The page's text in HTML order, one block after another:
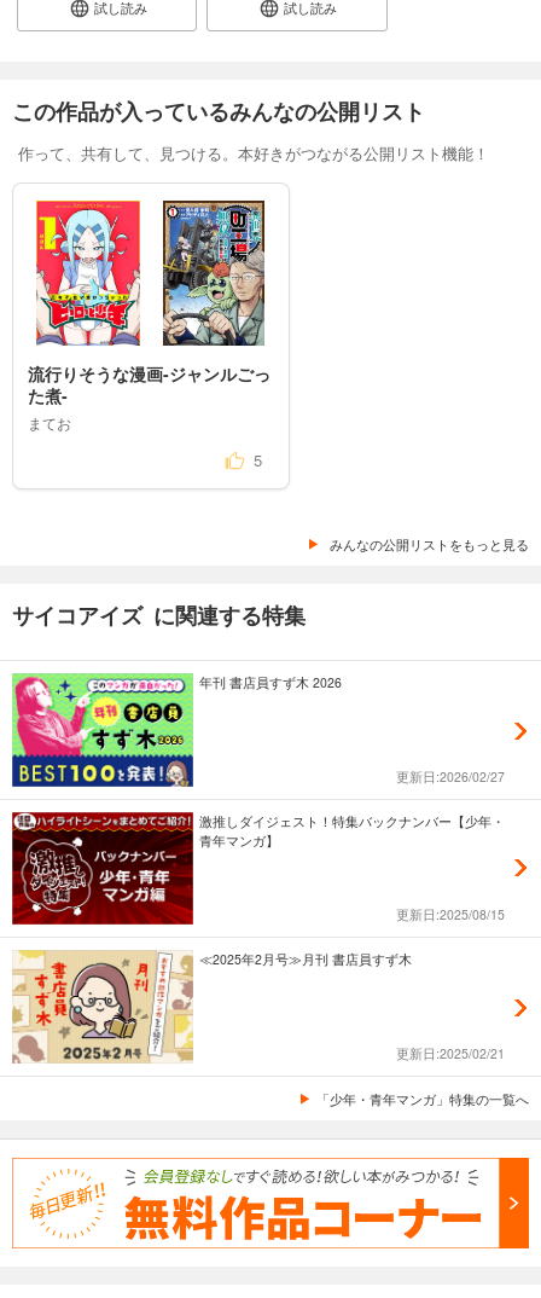
試し読み 試し読み
この作品が入っているみんなの公開リスト
作って、共有して、見つける。本好きがつながる公開リスト機能！
流行りそうな漫画-ジャンルごっ
た煮-
まてお
5
みんなの公開リストをもっと見る
サイコアイズ に関連する特集
年刊 書店員すず木 2026
更新日:2026/02/27
激推しダイジェスト！特集バックナンバー【少年・
青年マンガ】
更新日:2025/08/15
≪2025年2月号≫月刊 書店員すず木
更新日:2025/02/21
「少年・青年マンガ」特集の一覧へ